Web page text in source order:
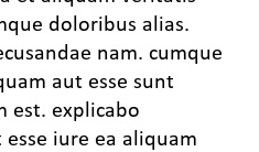
doloribus alias.
nam. cumque
aut esse sunt
est. explicabo
iure ea aliquam